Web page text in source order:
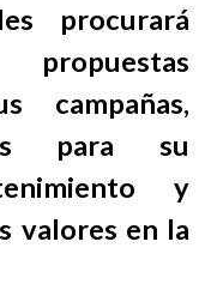
procurará
campañas,
para su
y
valores en la